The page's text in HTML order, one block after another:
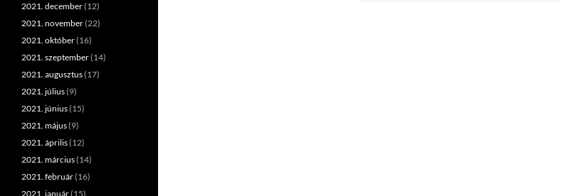
2021. december(12)
2021. november(22)
2021. október(16)
2021. szeptember(14)
2021. augusztus(17)
2021. július(9)
2021. június(15)
2021. május(9)
2021. április(12)
2021. március(14)
2021. február(16)
2021. január(15)